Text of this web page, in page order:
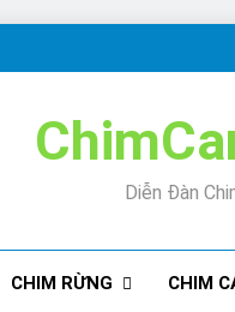
Diễn Đàn
CHIM RỪNG CHIM